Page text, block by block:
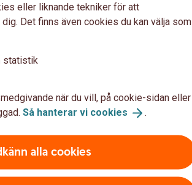
Geopolitiska
att orderingång,
nivåer.
än i en tydlig
ser ut att hålla i
varandra. Kriget
och
nivåer, säger
eller liknande tekniker för att
Det finns även cookies du kan välja som
statistik
när du vill, på cookie-sidan eller
Så hanterar vi cookies .
alla cookies